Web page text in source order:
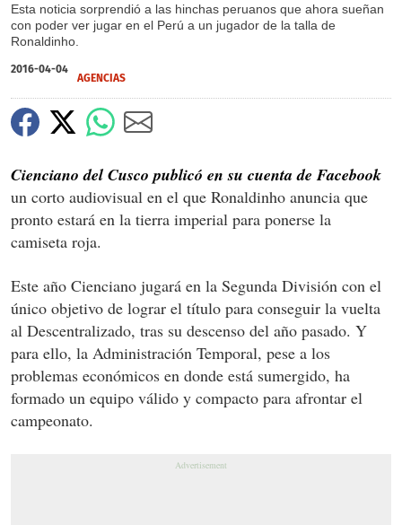
Esta noticia sorprendió a las hinchas peruanos que ahora sueñan
con poder ver jugar en el Perú a un jugador de la talla de
Ronaldinho.
2016-04-04
AGENCIAS
Cienciano del Cusco publicó en su cuenta de Facebook
un corto audiovisual en el que Ronaldinho anuncia que
pronto estará en la tierra imperial para ponerse la
camiseta roja.
Este año Cienciano jugará en la Segunda División con el
único objetivo de lograr el título para conseguir la vuelta
al Descentralizado, tras su descenso del año pasado. Y
para ello, la Administración Temporal, pese a los
problemas económicos en donde está sumergido, ha
formado un equipo válido y compacto para afrontar el
campeonato.